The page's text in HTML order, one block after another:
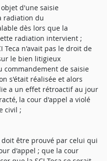
d'une saisie
radiation du
dès lors que la
radiation intervient ;
Teca n'avait pas le droit de
le bien litigieux
de saisie
s'était réalisée et alors
a un effet rétroactif au jour
la cour d'appel a violé
civil ;
doit être prouvé par celui qui
d'appel ; que la cour